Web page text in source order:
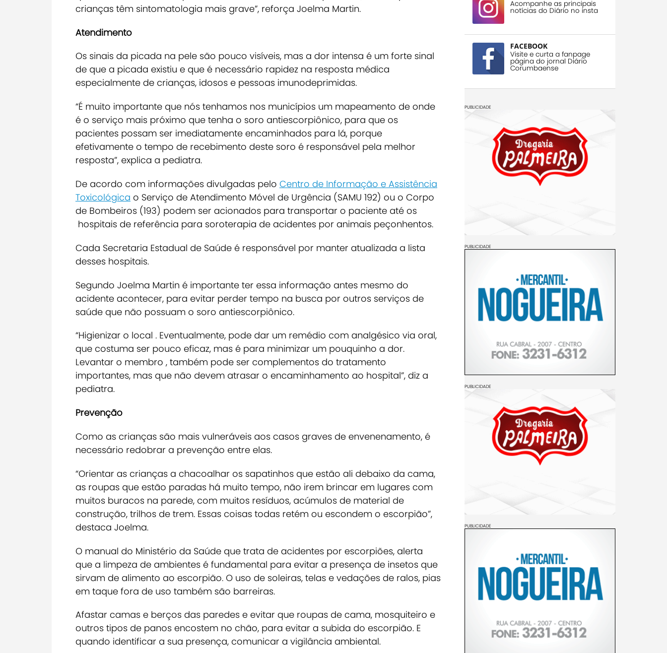
crianças têm sintomatologia mais grave”, reforça Joelma Martin.
Atendimento
Os sinais da picada na pele são pouco visíveis, mas a dor intensa é um forte sinal
de que a picada existiu e que é necessário rapidez na resposta médica
especialmente de crianças, idosos e pessoas imunodeprimidas.
“É muito importante que nós tenhamos nos municípios um mapeamento de onde
é o serviço mais próximo que tenha o soro antiescorpiônico, para que os
pacientes possam ser imediatamente encaminhados para lá, porque
efetivamente o tempo de recebimento deste soro é responsável pela melhor
resposta”, explica a pediatra.
De acordo com informações divulgadas pelo Centro de Informação e Assistência
Toxicológica o Serviço de Atendimento Móvel de Urgência (SAMU 192) ou o Corpo
de Bombeiros (193) podem ser acionados para transportar o paciente até os
hospitais de referência para soroterapia de acidentes por animais peçonhentos.
Cada Secretaria Estadual de Saúde é responsável por manter atualizada a lista
desses hospitais.
Segundo Joelma Martin é importante ter essa informação antes mesmo do
acidente acontecer, para evitar perder tempo na busca por outros serviços de
saúde que não possuam o soro antiescorpiônico.
“Higienizar o local . Eventualmente, pode dar um remédio com analgésico via oral,
que costuma ser pouco eficaz, mas é para minimizar um pouquinho a dor.
Levantar o membro , também pode ser complementos do tratamento
importantes, mas que não devem atrasar o encaminhamento ao hospital”, diz a
pediatra.
Prevenção
Como as crianças são mais vulneráveis aos casos graves de envenenamento, é
necessário redobrar a prevenção entre elas.
“Orientar as crianças a chacoalhar os sapatinhos que estão ali debaixo da cama,
as roupas que estão paradas há muito tempo, não irem brincar em lugares com
muitos buracos na parede, com muitos resíduos, acúmulos de material de
construção, trilhos de trem. Essas coisas todas retém ou escondem o escorpião”,
destaca Joelma.
O manual do Ministério da Saúde que trata de acidentes por escorpiões, alerta
que a limpeza de ambientes é fundamental para evitar a presença de insetos que
sirvam de alimento ao escorpião. O uso de soleiras, telas e vedações de ralos, pias
em taque fora de uso também são barreiras.
Afastar camas e berços das paredes e evitar que roupas de cama, mosquiteiro e
outros tipos de panos encostem no chão, para evitar a subida do escorpião. E
quando identificar a sua presença, comunicar a vigilância ambiental.
Acompanhe as principais
notícias do Diário no insta
FACEBOOK
Visite e curta a fanpage
página do jornal Diário
Corumbaense
PUBLICIDADE
PUBLICIDADE
PUBLICIDADE
PUBLICIDADE